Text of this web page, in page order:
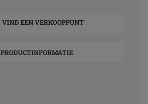
VIND EEN VERKOOPPUNT
PRODUCTINFORMATIE